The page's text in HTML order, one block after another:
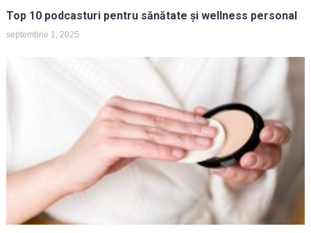
Top 10 podcasturi pentru sănătate și wellness personal
septembrie 1, 2025